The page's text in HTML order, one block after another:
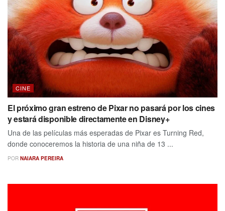
CINE
El próximo gran estreno de Pixar no pasará por los cines
y estará disponible directamente en Disney+
Una de las películas más esperadas de Pixar es Turning Red,
donde conoceremos la historia de una niña de 13 ...
POR NAIARA PEREIRA